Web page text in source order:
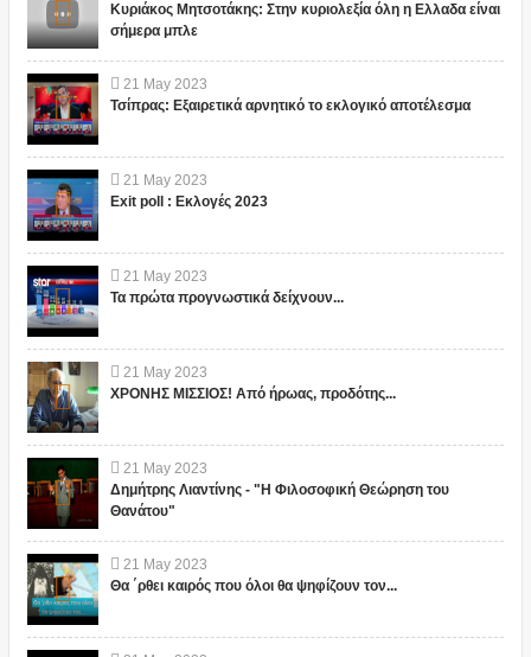
Κυριάκος Μητσοτάκης: Στην κυριολεξία όλη η Ελλαδα είναι
σήμερα μπλε
21 May 2023
Τσίπρας: Εξαιρετικά αρνητικό το εκλογικό αποτέλεσμα
21 May 2023
Exit poll : Εκλογές 2023
21 May 2023
Τα πρώτα προγνωστικά δείχνουν...
21 May 2023
ΧΡΟΝΗΣ ΜΙΣΣΙΟΣ! Από ήρωας, προδότης...
21 May 2023
Δημήτρης Λιαντίνης - "Η Φιλοσοφική Θεώρηση του
Θανάτου"
21 May 2023
Θα ΄ρθει καιρός που όλοι θα ψηφίζουν τον...